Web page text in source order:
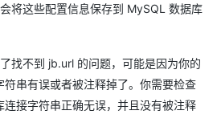
将这些配置信息保存到 MySQL 数据库
找不到 jb.url 的问题，可能是因为你的
串有误或者被注释掉了。你需要检查
接字符串正确无误，并且没有被注释